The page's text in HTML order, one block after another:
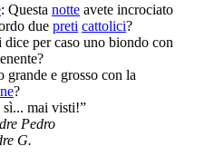
: Questa notte avete incrociato
due preti cattolici?
dice per caso uno biondo con
grande e grosso con la
?
sì... mai visti!”
Pedro
G.